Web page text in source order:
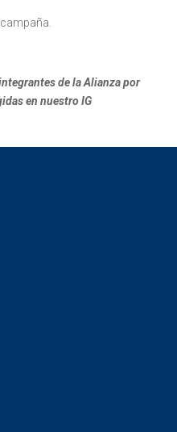
de la Alianza por
en nuestro IG